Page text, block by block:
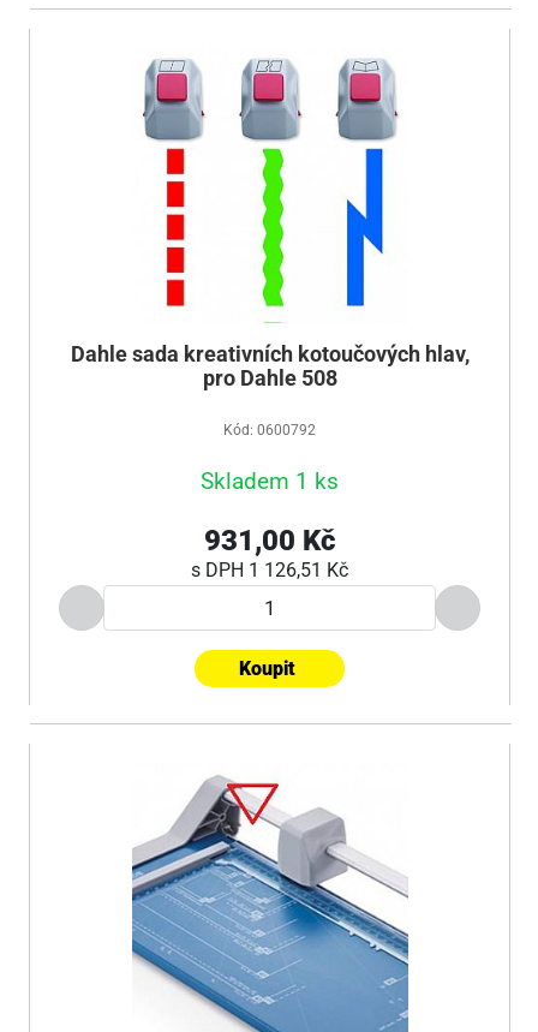
Dahle sada kreativních kotoučových hlav,
pro Dahle 508
Kód: 0600792
Skladem 1 ks
931,00 Kč
s DPH 1 126,51 Kč
Koupit